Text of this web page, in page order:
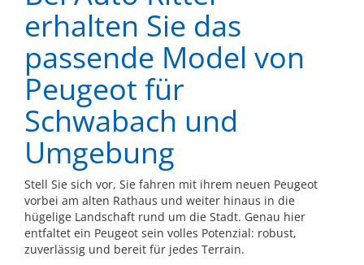
erhalten Sie das
passende Model von
Peugeot für
Schwabach und
Umgebung
Stell Sie sich vor, Sie fahren mit ihrem neuen Peugeot
vorbei am alten Rathaus und weiter hinaus in die
hügelige Landschaft rund um die Stadt. Genau hier
entfaltet ein Peugeot sein volles Potenzial: robust,
zuverlässig und bereit für jedes Terrain.